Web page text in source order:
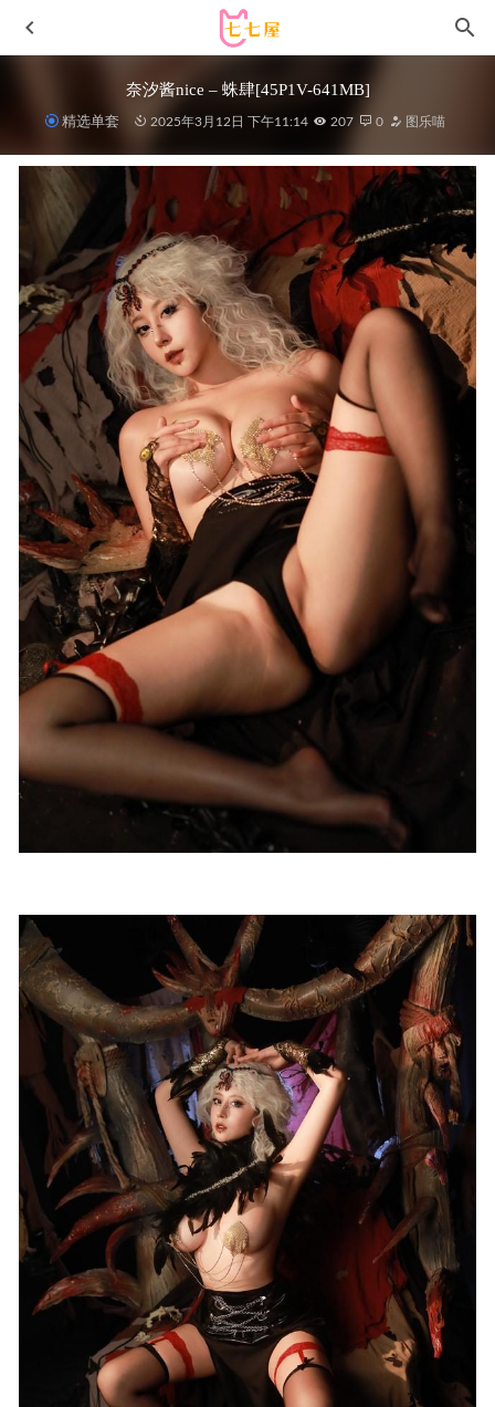
奈汐酱nice – 蛛肆[45P1V-641MB]
精选单套 2025年3月12日 下午11:14 207 0 图乐喵
您的蛋蛋 – NO.035 自拍圣诞斗篷[54P1V-797MB] 2023-02-
[Xiuren秀人网]2024.09.23 NO.9191 奶茹[89+1P/898MB]
2025-01-10
无颜小天使wy – NO.24 碧蓝航线-英仙座[27P-330MB]
09-25
[爱尤物]2023 NO.2769 新年快乐 妮小妖[35P/86MB]
2024-
10-28
[微密圈]女刺客 –开档黑丝[12P4V-52M]